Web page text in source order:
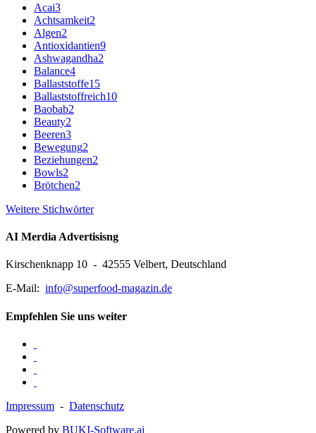
Acai3
Achtsamkeit2
Algen2
Antioxidantien9
Ashwagandha2
Balance4
Ballaststoffe15
Ballaststoffreich10
Baobab2
Beauty2
Beeren3
Bewegung2
Beziehungen2
Bowls2
Brötchen2
Weitere Stichwörter
AI Merdia Advertisisng
Kirschenknapp 10 - 42555 Velbert, Deutschland
E-Mail: info@superfood-magazin.de
Empfehlen Sie uns weiter
Impressum - Datenschutz
Powered by BUKI-Software.ai